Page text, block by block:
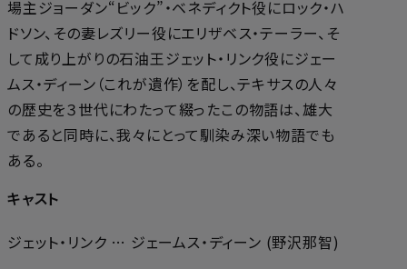
場主ジョーダン“ビック”・ベネディクト役にロック・ハ
ドソン、その妻レズリー役にエリザベス・テーラー、そ
して成り上がりの石油王ジェット・リンク役にジェー
ムス・ディーン（これが遺作）を配し、テキサスの人々
の歴史を３世代にわたって綴ったこの物語は、雄大
であると同時に、我々にとって馴染み深い物語でも
ある。
キャスト
ジェット・リンク … ジェームス・ディーン (野沢那智)